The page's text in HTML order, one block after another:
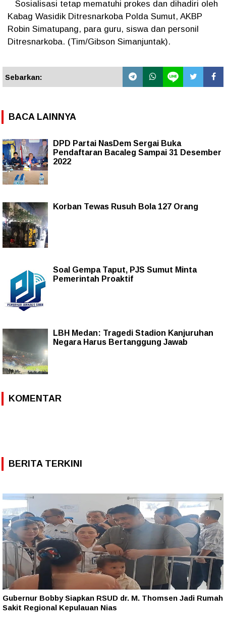
Sosialisasi tetap mematuhi prokes dan dihadiri oleh
Kabag Wasidik Ditresnarkoba Polda Sumut, AKBP
Robin Simatupang, para guru, siswa dan personil
Ditresnarkoba. (Tim/Gibson Simanjuntak).
Sebarkan:
BACA LAINNYA
DPD Partai NasDem Sergai Buka
Pendaftaran Bacaleg Sampai 31 Desember
2022
Korban Tewas Rusuh Bola 127 Orang
Soal Gempa Taput, PJS Sumut Minta
Pemerintah Proaktif
LBH Medan: Tragedi Stadion Kanjuruhan
Negara Harus Bertanggung Jawab
KOMENTAR
BERITA TERKINI
Gubernur Bobby Siapkan RSUD dr. M. Thomsen Jadi Rumah
Sakit Regional Kepulauan Nias